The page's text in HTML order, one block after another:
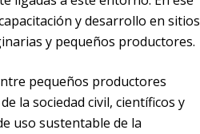
y desarrollo en sitios
y pequeños productores.
pequeños productores
la sociedad civil, científicos y
uso sustentable de la